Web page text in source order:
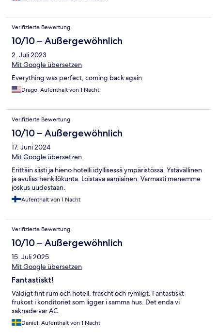
Verifizierte Bewertung
10/10 – Außergewöhnlich
2. Juli 2023
Mit Google übersetzen
Everything was perfect, coming back again
Drago, Aufenthalt von 1 Nacht
Verifizierte Bewertung
10/10 – Außergewöhnlich
17. Juni 2024
Mit Google übersetzen
Erittäin siisti ja hieno hotelli idyllisessä ympäristössä. Ystävällinen
ja avulias henkilökunta. Loistava aamiainen. Varmasti menemme
joskus uudestaan.
Aufenthalt von 1 Nacht
Verifizierte Bewertung
10/10 – Außergewöhnlich
15. Juli 2025
Mit Google übersetzen
Fantastiskt!
Väldigt fint rum och hotell, fräscht och rymligt. Fantastiskt
frukost i konditoriet som ligger i samma hus. Det enda vi
saknade var AC.
Daniel, Aufenthalt von 1 Nacht